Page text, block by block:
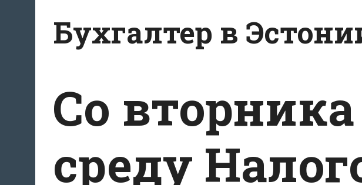
содержанию
Бухгалтер в
Со
среду